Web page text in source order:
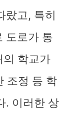
랐고, 특히
도로가 통
학교가
조정 등 학
. 이러한 상